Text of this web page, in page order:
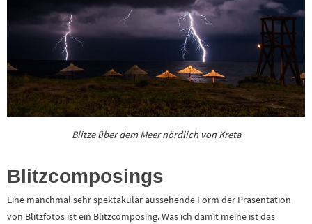
Blitze über dem Meer nördlich von Kreta
Blitzcomposings
Eine manchmal sehr spektakulär aussehende Form der Präsentation
von Blitzfotos ist ein Blitzcomposing. Was ich damit meine ist das